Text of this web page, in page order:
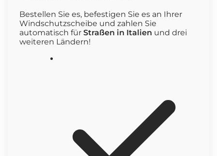
Bestellen Sie es, befestigen Sie es an Ihrer
Windschutzscheibe und zahlen Sie
automatisch für Straßen in Italien und drei
weiteren Ländern!